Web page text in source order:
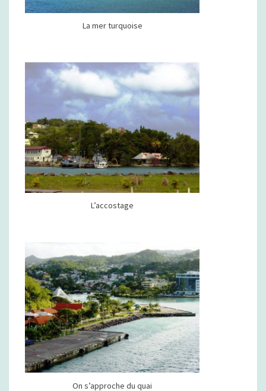
La mer turquoise
L’accostage
On s’approche du quai